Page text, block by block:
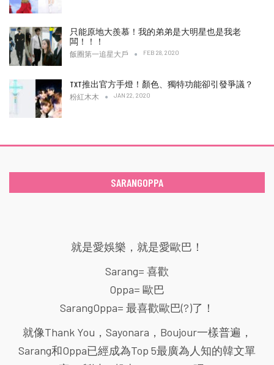
只能原地大羨慕！我的弟弟是大明星也是我老
闆！！！
飯圈第一追星大戶 FEB 28, 2020
TXT推出官方手燈！顏色、獨特功能卻引發爭議？
粉紅木木 JAN 22, 2020
SARANGOPPA
就是愛娛樂，就是愛歐巴！
Sarang= 喜歡
Oppa= 歐巴
SarangOppa= 最喜歡歐巴(?)了！
就像Thank You，Sayonara，Boujour一樣普遍，
Sarang和Oppa已經成為Top 5最廣為人知的韓文單